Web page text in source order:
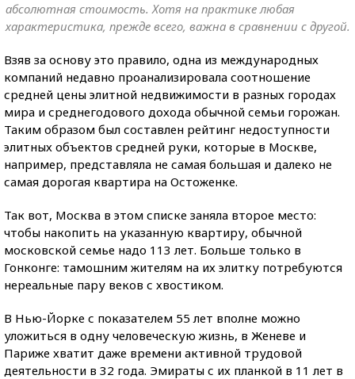
абсолютная стоимость. Хотя на практике любая
характеристика, прежде всего, важна в сравнении с другой.
Взяв за основу это правило, одна из международных
компаний недавно проанализировала соотношение
средней цены элитной недвижимости в разных городах
мира и среднегодового дохода обычной семьи горожан.
Таким образом был составлен рейтинг недоступности
элитных объектов средней руки, которые в Москве,
например, представляла не самая большая и далеко не
самая дорогая квартира на Остоженке.
Так вот, Москва в этом списке заняла второе место:
чтобы накопить на указанную квартиру, обычной
московской семье надо 113 лет. Больше только в
Гонконге: тамошним жителям на их элитку потребуются
нереальные пару веков с хвостиком.
В Нью-Йорке с показателем 55 лет вполне можно
уложиться в одну человеческую жизнь, в Женеве и
Париже хватит даже времени активной трудовой
деятельности в 32 года. Эмираты с их планкой в 11 лет в